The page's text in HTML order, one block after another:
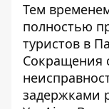
Тем
полностью
туристов в
Сокращения
задержками